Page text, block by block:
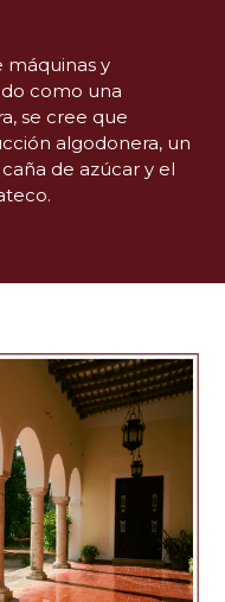
máquinas y
como una
se cree que
algodonera, un
de azúcar y el